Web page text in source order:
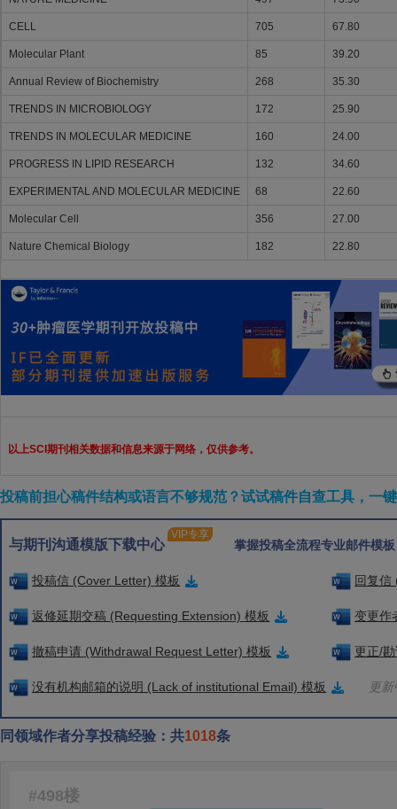
CELL 705 67.80
Molecular Plant 85 39.20
Annual Review of Biochemistry 268 35.30
TRENDS IN MICROBIOLOGY 172 25.90
TRENDS IN MOLECULAR MEDICINE 160 24.00
PROGRESS IN LIPID RESEARCH 132 34.60
EXPERIMENTAL AND MOLECULAR MEDICINE 68 22.60
Molecular Cell 356 27.00
Nature Chemical Biology 182 22.80
以上SCI期刊相关数据和信息来源于网络，仅供参考。
投稿前担心稿件结构或语言不够规范？试试稿件自查工具，一
与期刊沟通模版下载中心
VIP专享
掌握投稿全流程专业邮件模
投稿信 (Cover Letter) 模板 回复信
返修延期交稿 (Requesting Extension) 模板 变更作
撤稿申请 (Withdrawal Request Letter) 模板 更正/
没有机构邮箱的说明 (Lack of institutional Email) 模板 更
同领域作者分享投稿经验：共1018条
#498楼